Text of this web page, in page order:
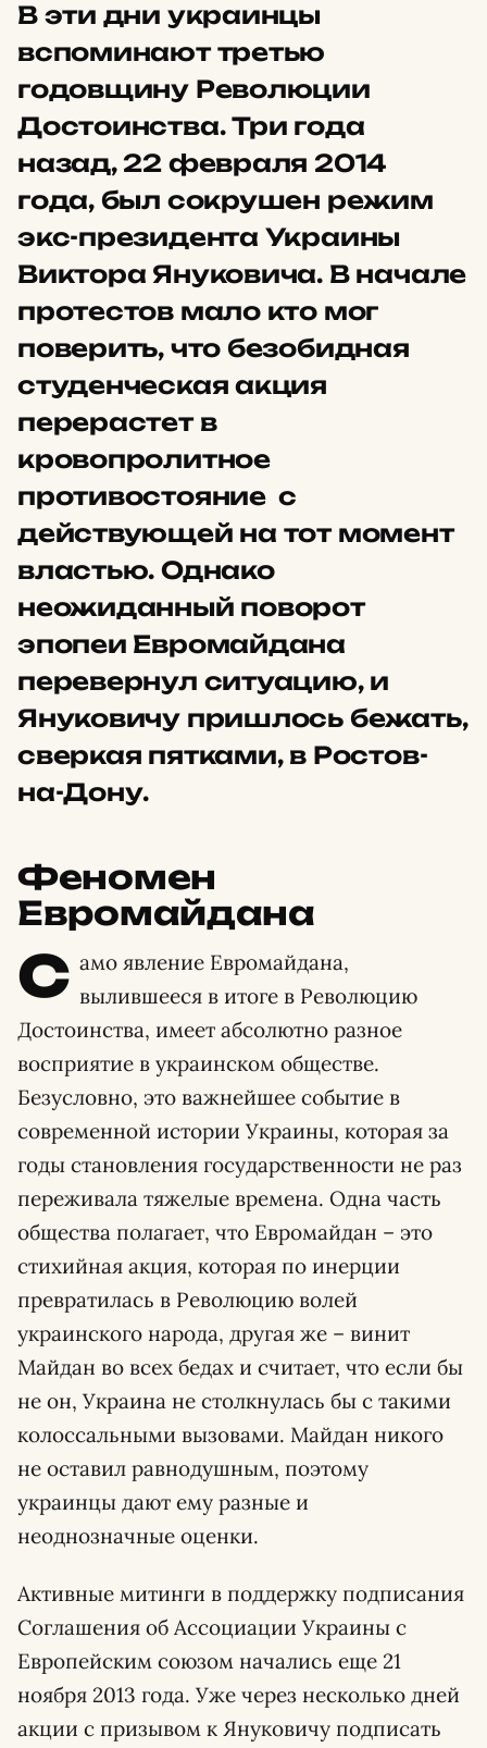
В эти дни украинцы
вспоминают третью
годовщину Революции
Достоинства. Три года
назад, 22 февраля 2014
года, был сокрушен режим
экс-президента Украины
Виктора Януковича. В начале
протестов мало кто мог
поверить, что безобидная
студенческая акция
перерастет в
кровопролитное
противостояние с
действующей на тот момент
властью. Однако
неожиданный поворот
эпопеи Евромайдана
перевернул ситуацию, и
Януковичу пришлось бежать,
сверкая пятками, в Ростов-
на-Дону.
Феномен
Евромайдана
С амо явление Евромайдана,
вылившееся в итоге в Революцию
Достоинства, имеет абсолютно разное
восприятие в украинском обществе.
Безусловно, это важнейшее событие в
современной истории Украины, которая за
годы становления государственности не раз
переживала тяжелые времена. Одна часть
общества полагает, что Евромайдан – это
стихийная акция, которая по инерции
превратилась в Революцию волей
украинского народа, другая же – винит
Майдан во всех бедах и считает, что если бы
не он, Украина не столкнулась бы с такими
колоссальными вызовами. Майдан никого
не оставил равнодушным, поэтому
украинцы дают ему разные и
неоднозначные оценки.
Активные митинги в поддержку подписания
Соглашения об Ассоциации Украины с
Европейским союзом начались еще 21
ноября 2013 года. Уже через несколько дней
акции с призывом к Януковичу подписать